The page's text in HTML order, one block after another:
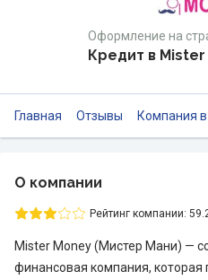
Оформление на
Кредит в Mister
Главная Отзывы Компания
О компании
Рейтинг компании:
Mister Money (Мистер Мани) —
финансовая компания, которая